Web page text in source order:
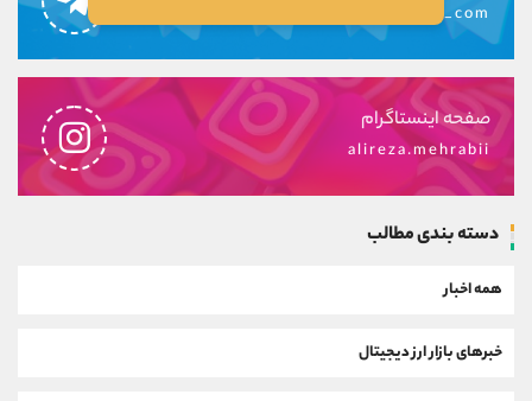
alirezamehrabi_com
صفحه اینستاگرام
alireza.mehrabii
دسته بندی مطالب
همه اخبار
خبرهای بازار ارز دیجیتال